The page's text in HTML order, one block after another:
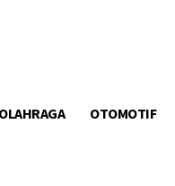
OTOMOTIF
OLAHRAGA OTOMOTIF